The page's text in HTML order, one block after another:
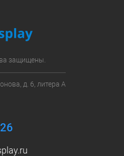
защищены.
д. 6, литера А